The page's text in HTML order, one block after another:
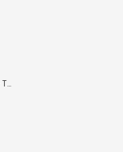
ENERGÍA DISPONIBLE TOTAL